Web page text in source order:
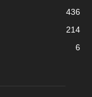
436
214
6